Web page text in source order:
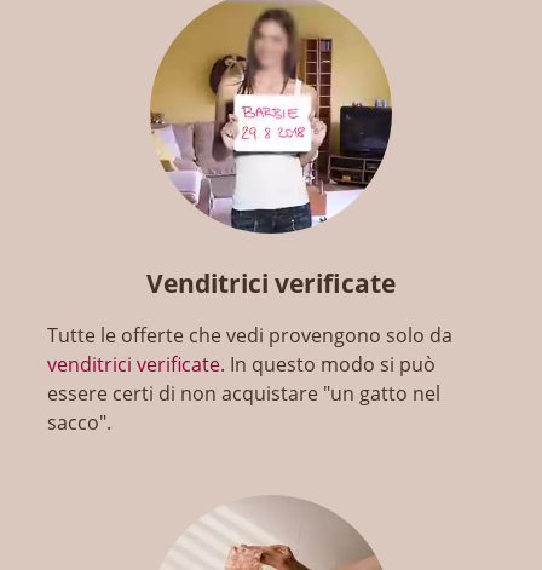
Venditrici verificate
Tutte le offerte che vedi provengono solo da
venditrici verificate. In questo modo si può
essere certi di non acquistare "un gatto nel
sacco".